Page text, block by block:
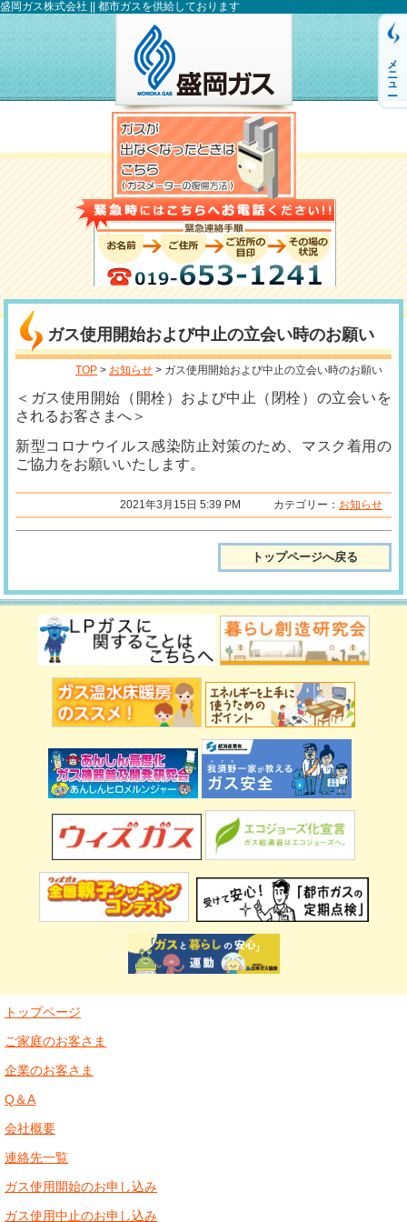
盛岡ガス株式会社 || 都市ガスを供給しております
メニュー
ガス使用開始および中止の立会い時のお願い
TOP > お知らせ > ガス使用開始および中止の立会い時のお願い
＜ガス使用開始（開栓）および中止（閉栓）の立会いを
されるお客さまへ＞
新型コロナウイルス感染防止対策のため、マスク着用の
ご協力をお願いいたします。
2021年3月15日 5:39 PM カテゴリー： お知らせ
トップページへ戻る
トップページ
ご家庭のお客さま
企業のお客さま
Q＆A
会社概要
連絡先一覧
ガス使用開始のお申し込み
ガス使用中止のお申し込み